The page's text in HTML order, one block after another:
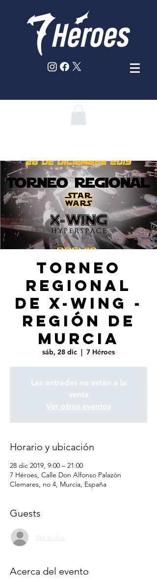
Torneo
regional
de X-wing -
Región de
Murcia
sáb, 28 dic
  |
7 Héroes
Las entradas no están a la
venta
Ver otros eventos
Horario y ubicación
28 dic 2019, 9:00 – 21:00
7 Héroes, Calle Don Alfonso Palazón
Clemares, no 4, Murcia, España
Guests
Ver todos
Acerca del evento